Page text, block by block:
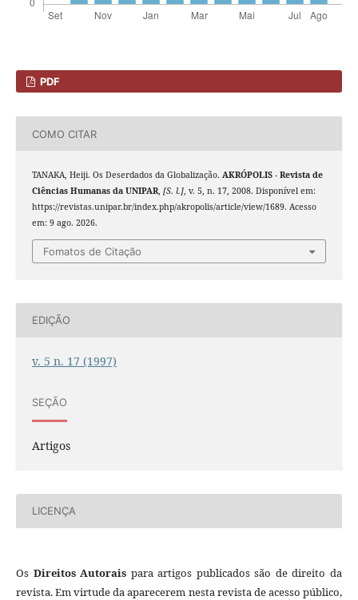
PDF
COMO CITAR
TANAKA, Heiji. Os Deserdados da Globalização. AKRÓPOLIS - Revista de
Ciências Humanas da UNIPAR, [S. l.], v. 5, n. 17, 2008. Disponível em:
https://revistas.unipar.br/index.php/akropolis/article/view/1689. Acesso
em: 9 ago. 2026.
Fomatos de Citação
EDIÇÃO
v. 5 n. 17 (1997)
SEÇÃO
Artigos
LICENÇA
Os Direitos Autorais para artigos publicados são de direito da
revista. Em virtude da aparecerem nesta revista de acesso público,